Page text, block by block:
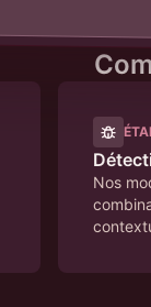
Nos